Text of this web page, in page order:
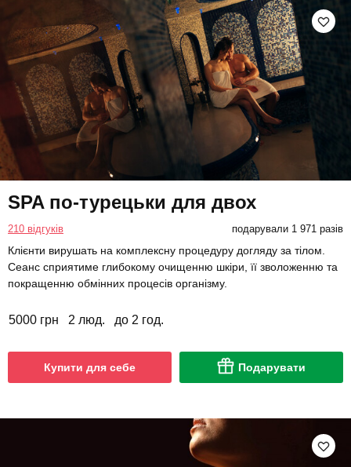
SPA по-турецьки для двох
210 відгуків подарували 1 971 разів
Клієнти вирушать на комплексну процедуру догляду за тілом.
Сеанс сприятиме глибокому очищенню шкіри, її зволоженню та
покращенню обмінних процесів організму.
5000 грн 2 люд. до 2 год.
Купити для себе Подарувати